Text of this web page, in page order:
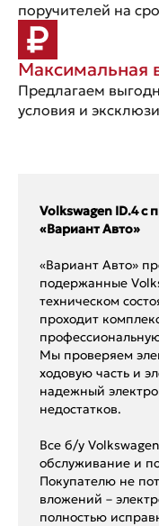
поручителей на
Максимальная
Предлагаем
условия и
Volkswagen ID.4 с
«Вариант Авто»
«Вариант Авто»
подержанные
техническом
проходит
Мы проверяем
ходовую часть и
надежный
недостатков.
Все б/у
обслуживание и
Покупателю не
вложений –
полностью